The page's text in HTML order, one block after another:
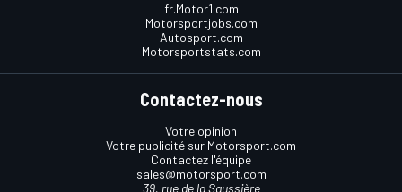
fr.Motor1.com
Motorsportjobs.com
Autosport.com
Motorsportstats.com
Contactez-nous
Votre opinion
Votre publicité sur Motorsport.com
Contactez l'équipe
sales@motorsport.com
39, rue de la Saussière